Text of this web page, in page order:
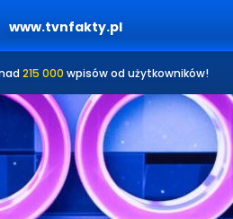
www.tvnfakty.pl
215 000 wpisów od użytkowników!